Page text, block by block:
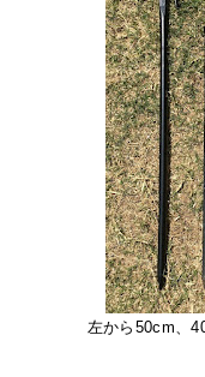
左から50cm、